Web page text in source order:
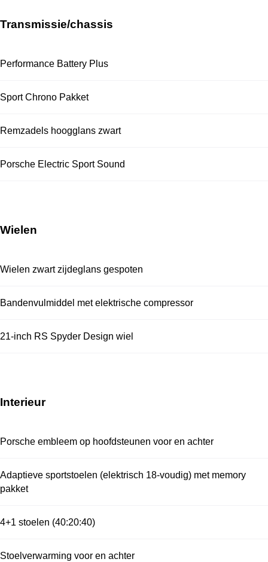
Transmissie/chassis
Performance Battery Plus
Sport Chrono Pakket
Remzadels hoogglans zwart
Porsche Electric Sport Sound
Wielen
Wielen zwart zijdeglans gespoten
Bandenvulmiddel met elektrische compressor
21-inch RS Spyder Design wiel
Interieur
Porsche embleem op hoofdsteunen voor en achter
Adaptieve sportstoelen (elektrisch 18-voudig) met memory
pakket
4+1 stoelen (40:20:40)
Stoelverwarming voor en achter